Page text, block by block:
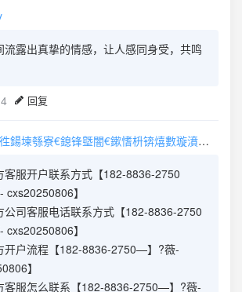
流露出真挚的情感，让人感同身受，共鸣
回复
鍗庣撼鍏徃鍚堜綔寮€鎴锋墍闇€鏉愭枡锛熺數璇濆彿鐮?5587291507 寰俊STS5099
客服开户联系方式【182-8836-2750
】
公司客服电话联系方式【182-8836-2750
】
开户流程【182-8836-2750—】?薇-
】
客服怎么联系【182-8836-2750—】?薇-